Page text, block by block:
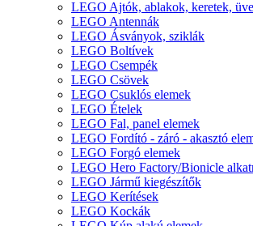
LEGO Ajtók, ablakok, keretek,
LEGO Antennák
LEGO Ásványok, sziklák
LEGO Boltívek
LEGO Csempék
LEGO Csövek
LEGO Csuklós elemek
LEGO Ételek
LEGO Fal, panel elemek
LEGO Fordító - záró - akasztó
LEGO Forgó elemek
LEGO Hero Factory/Bionicle
LEGO Jármű kiegészítők
LEGO Kerítések
LEGO Kockák